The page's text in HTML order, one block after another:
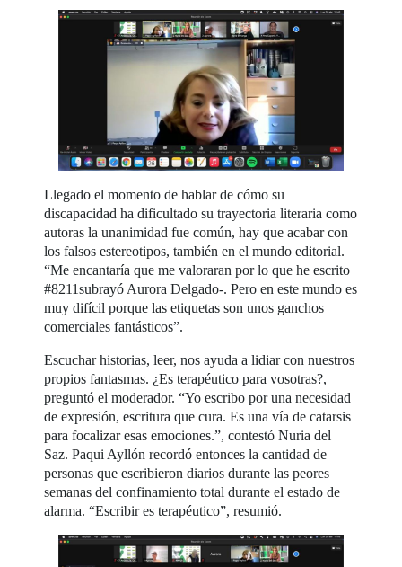
Llegado el momento de hablar de cómo su
discapacidad ha dificultado su trayectoria literaria como
autoras la unanimidad fue común, hay que acabar con
los falsos estereotipos, también en el mundo editorial.
“Me encantaría que me valoraran por lo que he escrito
#8211subrayó Aurora Delgado-. Pero en este mundo es
muy difícil porque las etiquetas son unos ganchos
comerciales fantásticos”.
Escuchar historias, leer, nos ayuda a lidiar con nuestros
propios fantasmas. ¿Es terapéutico para vosotras?,
preguntó el moderador. “Yo escribo por una necesidad
de expresión, escritura que cura. Es una vía de catarsis
para focalizar esas emociones.”, contestó Nuria del
Saz. Paqui Ayllón recordó entonces la cantidad de
personas que escribieron diarios durante las peores
semanas del confinamiento total durante el estado de
alarma. “Escribir es terapéutico”, resumió.